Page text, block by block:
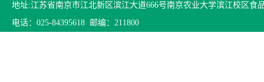
地址:江苏省南京市江北新区滨江大道666号南京农业大学滨江校区食
电话：025-84395618 邮编：211800